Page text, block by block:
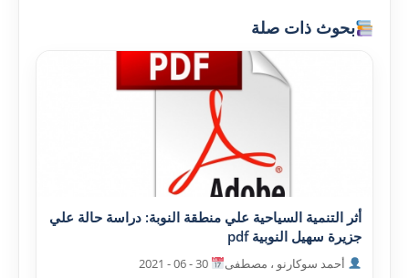
بحوث ذات صلة
أثر التنمية السياحية علي منطقة النوبة: دراسة حالة علي
جزيرة سهيل النوبية pdf
أحمد سوکارنو ، مصطفى